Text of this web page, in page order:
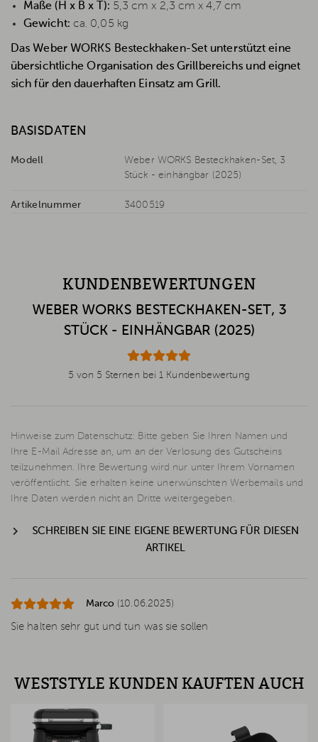
Maße (H x B x T): 5,3 cm x 2,3 cm x 4,7 cm
Gewicht: ca. 0,05 kg
Das Weber WORKS Besteckhaken-Set unterstützt eine
übersichtliche Organisation des Grillbereichs und eignet
sich für den dauerhaften Einsatz am Grill.
BASISDATEN
Modell
Weber WORKS Besteckhaken-Set, 3
Stück - einhängbar (2025)
Artikelnummer 3400519
KUNDENBEWERTUNGEN
WEBER WORKS BESTECKHAKEN-SET, 3
STÜCK - EINHÄNGBAR (2025)
5 von 5 Sternen bei 1 Kundenbewertung
Hinweise zum Datenschutz: Bitte geben Sie Ihren Namen und
Ihre E-Mail Adresse an, um an der Verlosung des Gutscheins
teilzunehmen. Ihre Bewertung wird nur unter Ihrem Vornamen
veröffentlicht. Sie erhalten keine unerwünschten Werbemails und
Ihre Daten werden nicht an Dritte weitergegeben.
SCHREIBEN SIE EINE EIGENE BEWERTUNG FÜR DIESEN
ARTIKEL
Marco (10.06.2025)
Sie halten sehr gut und tun was sie sollen
WESTSTYLE KUNDEN KAUFTEN AUCH